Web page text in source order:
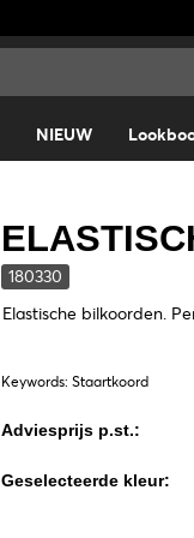
NIEUW
180330
Elastische bilkoorden.
Keywords: Staartkoord
Adviesprijs p.st.:
Geselecteerde kleur: